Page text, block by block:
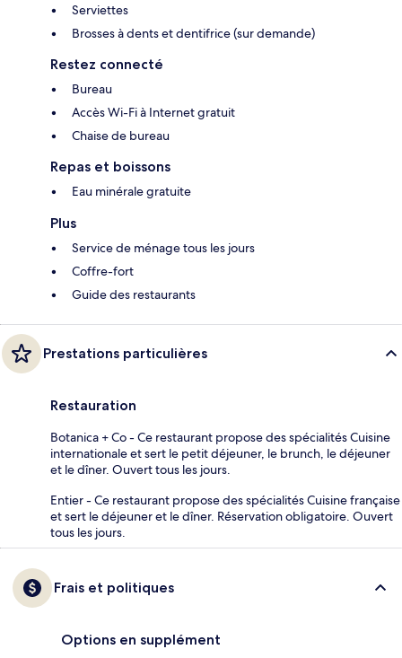
Serviettes
Brosses à dents et dentifrice (sur demande)
Restez connecté
Bureau
Accès Wi-Fi à Internet gratuit
Chaise de bureau
Repas et boissons
Eau minérale gratuite
Plus
Service de ménage tous les jours
Coffre-fort
Guide des restaurants
Prestations particulières
Restauration
Botanica + Co - Ce restaurant propose des spécialités Cuisine
internationale et sert le petit déjeuner, le brunch, le déjeuner
et le dîner. Ouvert tous les jours.
Entier - Ce restaurant propose des spécialités Cuisine française
et sert le déjeuner et le dîner. Réservation obligatoire. Ouvert
tous les jours.
Frais et politiques
Options en supplément